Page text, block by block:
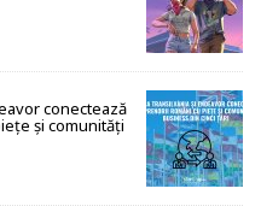
conectează
și comunități